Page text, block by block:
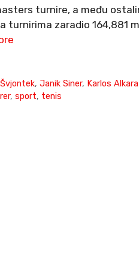
turnire, a među
turnirima zaradio 164,881
,Janik Siner, Karlos
, sport, tenis